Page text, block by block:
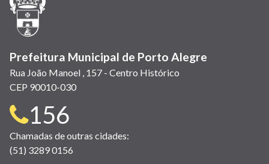
Prefeitura Municipal de Porto Alegre
Rua João Manoel , 157 - Centro Histórico
CEP 90010-030
Telefone
para
156
Chamadas de outras cidades:
(51) 3289 0156